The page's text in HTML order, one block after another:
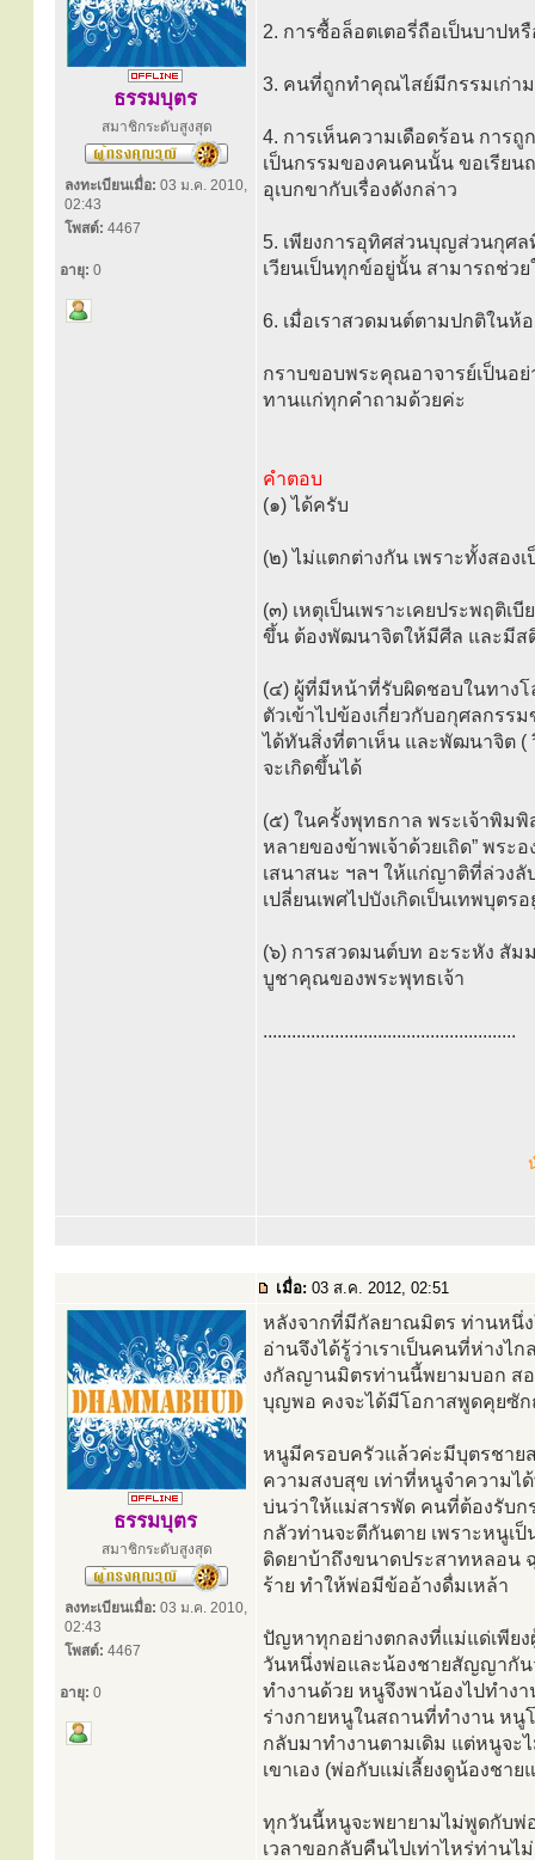
ธรรมบุตร
สมาชิกระดับสูงสุด
ลงทะเบียนเมื่อ: 03 ม.ค. 2010,
02:43
โพสต์: 4467
อายุ: 0
2. การซื้อล็อตเตอรี่ถือเป็นบาปห
3. คนที่ถูกทำคุณไสย์มีกรรมเก่า
4. การเห็นความเดือดร้อน การถู
เป็นกรรมของคนคนนั้น ขอเรียนถ
อุเบกขากับเรื่องดังกล่าว
5. เพียงการอุทิศส่วนบุญส่วนกุศ
เวียนเป็นทุกข์อยู่นั้น สามารถช่ว
6. เมื่อเราสวดมนต์ตามปกติในห้
กราบขอบพระคุณอาจารย์เป็นอ
ทานแก่ทุกคำถามด้วยค่ะ
คำตอบ
(๑) ได้ครับ
(๒) ไม่แตกต่างกัน เพราะทั้งสอง
(๓) เหตุเป็นเพราะเคยประพฤติเ
ขึ้น ต้องพัฒนาจิตให้มีศีล และมี
(๔) ผู้ที่มีหน้าที่รับผิดชอบในทาง
ตัวเข้าไปข้องเกี่ยวกับอกุศลกร
ได้ทันสิ่งที่ตาเห็น และพัฒนาจิต (
จะเกิดขึ้นได้
(๕) ในครั้งพุทธกาล พระเจ้าพิม
หลายของข้าพเจ้าด้วยเถิด” พร
เสนาสนะ ฯลฯ ให้แก่ญาติที่ล่วง
เปลี่ยนเพศไปบังเกิดเป็นเทพบุตร
(๖) การสวดมนต์บท อะระหัง สั
บูชาคุณของพระพุทธเจ้า
.....................................................
เมื่อ: 03 ส.ค. 2012, 02:51
ธรรมบุตร
สมาชิกระดับสูงสุด
ลงทะเบียนเมื่อ: 03 ม.ค. 2010,
02:43
โพสต์: 4467
อายุ: 0
หลังจากที่มีกัลยาณมิตร ท่านหนึ่
อ่านจึงได้รู้ว่าเราเป็นคนที่ห่างไ
งกัลญานมิตรท่านนี้พยามบอก ส
บุญพอ คงจะได้มีโอกาสพูดคุยซั
หนูมีครอบครัวแล้วค่ะมีบุตรชาย
ความสงบสุข เท่าที่หนูจำความไ
บ่นว่าให้แม่สารพัด คนที่ต้องรับ
กลัวท่านจะตีกันตาย เพราะหนูเ
ดิดยาบ้าถึงขนาดประสาทหลอน
ร้าย ทำให้พ่อมีข้ออ้างดื่มเหล้า
ปัญหาทุกอย่างตกลงที่แม่แด่เพียง
วันหนึ่งพ่อและน้องชายสัญญากัน
ทำงานด้วย หนูจึงพาน้องไปทำง
ร่างกายหนูในสถานที่ทำงาน หนู
กลับมาทำงานตามเดิม แต่หนูจะ
เขาเอง (พ่อกับแม่เลี้ยงดูน้องชา
ทุกวันนี้หนูจะพยายามไม่พูดกับพ่อ
เวลาขอกลับคืนไปเท่าไหร่ท่านไ